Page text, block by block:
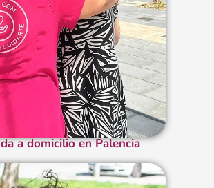
a domicilio en Palencia